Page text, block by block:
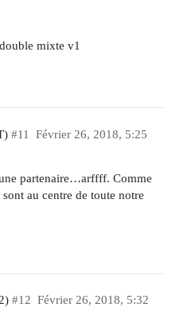
mixte v1
Février 26, 2018, 5:25
#11
partenaire…arffff. Comme
au centre de toute notre
Février 26, 2018, 5:32
#12